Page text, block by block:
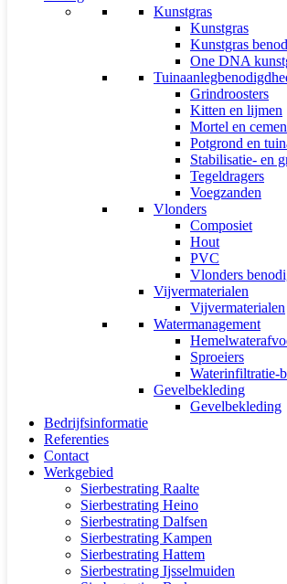
Kunstgras
Kunstgras
Kunstgras
One DNA
Grindroosters
Kitten en lijmen
Mortel en
Potgrond en
Stabilisatie- en
Tegeldragers
Voegzanden
Vlonders
Composiet
Hout
PVC
Vlonders
Vijvermaterialen
Vijvermaterialen
Watermanagement
Sproeiers
Waterinfiltratie-
Gevelbekleding
Gevelbekleding
Bedrijfsinformatie
Referenties
Contact
Werkgebied
Sierbestrating Raalte
Sierbestrating Heino
Sierbestrating Dalfsen
Sierbestrating Kampen
Sierbestrating Hattem
Sierbestrating Ijsselmuiden